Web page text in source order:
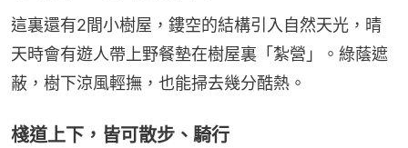
這裏還有2間小樹屋，鏤空的結構引入自然天光，晴
天時會有遊人帶上野餐墊在樹屋裏「紮營」。綠蔭遮
蔽，樹下涼風輕撫，也能掃去幾分酷熱。
棧道上下，皆可散步、騎行